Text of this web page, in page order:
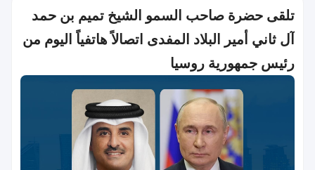
تلقى حضرة صاحب السمو الشيخ تميم بن حمد
آل ثاني أمير البلاد المفدى اتصالاً هاتفياً اليوم من
رئيس جمهورية روسيا